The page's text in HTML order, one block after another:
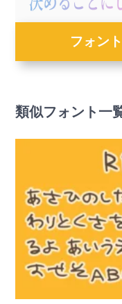
フォン
類似フォント一